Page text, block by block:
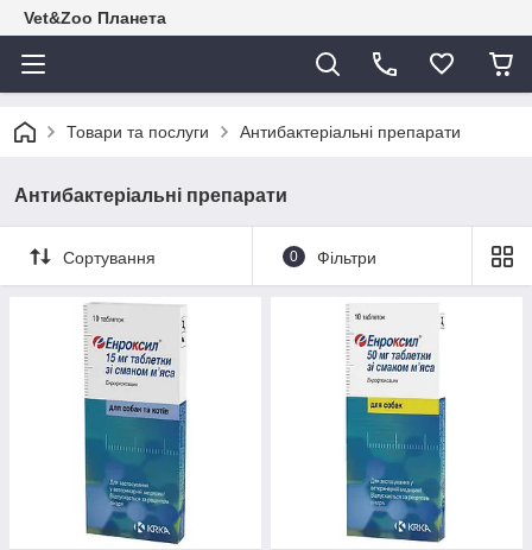
Vet&Zoo Планета
Товари та послуги Антибактеріальні препарати
Антибактеріальні препарати
Сортування 0 Фільтри